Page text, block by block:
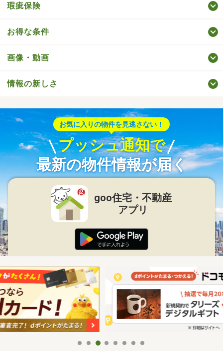
瑕疵保険
お得な条件
画像・動画
情報の新しさ
お気に入りの物件を見逃さない！
プッシュ通知で
最新の物件情報が届く
goo住宅・不動産
アプリ